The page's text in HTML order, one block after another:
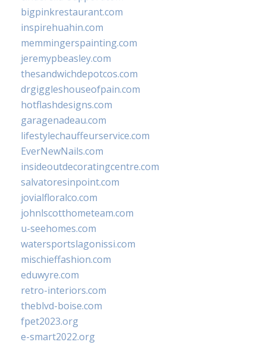
bigpinkrestaurant.com
inspirehuahin.com
memmingerspainting.com
jeremypbeasley.com
thesandwichdepotcos.com
drgiggleshouseofpain.com
hotflashdesigns.com
garagenadeau.com
lifestylechauffeurservice.com
EverNewNails.com
insideoutdecoratingcentre.com
salvatoresinpoint.com
jovialfloralco.com
johnlscotthometeam.com
u-seehomes.com
watersportslagonissi.com
mischieffashion.com
eduwyre.com
retro-interiors.com
theblvd-boise.com
fpet2023.org
e-smart2022.org